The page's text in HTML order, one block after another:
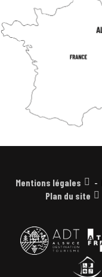
Mentions légales
Plan du site